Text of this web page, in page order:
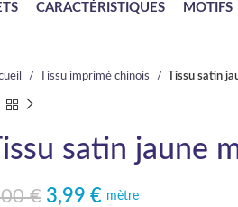
CARACTÉRISTIQUES MOTIFS
Tissu imprimé chinois Tissu satin
satin jaune
€
prix initial était : 5,00 €.
3,99 €
actuel est : 3,99 €.
mètre